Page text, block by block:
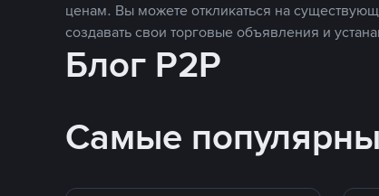
ценам. Вы можете откликаться на
создавать свои торговые объявления и
Блог P2P
Самые